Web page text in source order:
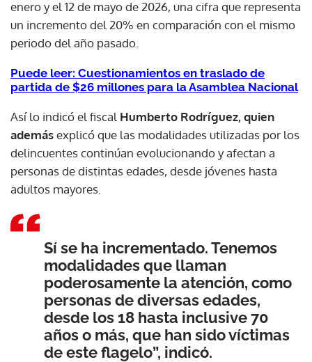
enero y el 12 de mayo de 2026, una cifra que representa
un incremento del 20% en comparación con el mismo
periodo del año pasado.
Puede leer: Cuestionamientos en traslado de
partida de $26 millones para la Asamblea Nacional
Así lo indicó el fiscal Humberto Rodríguez, quien
ademásexplicó que las modalidades utilizadas por los
delincuentes continúan evolucionando y afectan a
personas de distintas edades, desde jóvenes hasta
adultos mayores.
Sí se ha incrementado. Tenemos
modalidades que llaman
poderosamente la atención, como
personas de diversas edades,
desde los 18 hasta inclusive 70
años o más, que han sido víctimas
de este flagelo”, indicó.